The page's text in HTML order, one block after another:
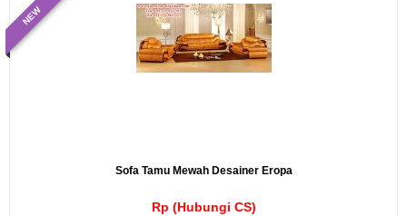
NEW
Sofa Tamu Mewah Desainer Eropa
Rp (Hubungi CS)